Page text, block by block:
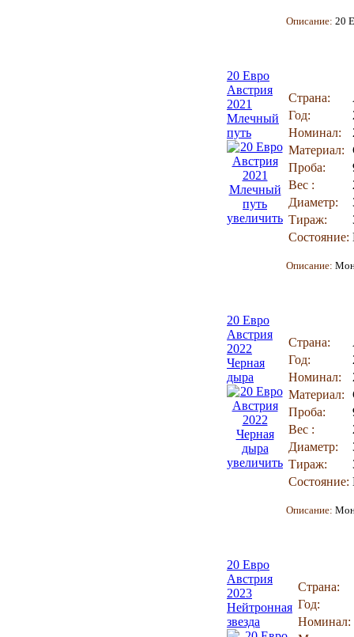
Описание: 20
20 Евро
Австрия
2021
Млечный
путь
увеличить
Страна:
Год:
Номинал:
Материал:
Проба:
Вес :
Диаметр:
Тираж:
Состояние:
Описание:
20 Евро
Австрия
2022
Черная
дыра
увеличить
Страна:
Год:
Номинал:
Материал:
Проба:
Вес :
Диаметр:
Тираж:
Состояние:
Описание:
20 Евро
Австрия
2023
Hейтронная
звезда
Страна:
Год:
Номинал: